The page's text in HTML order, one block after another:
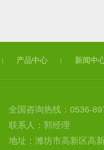
产品中心 新闻中
全国咨询热线：0536-
联系人：郭经理
地址：潍坊市高新区高